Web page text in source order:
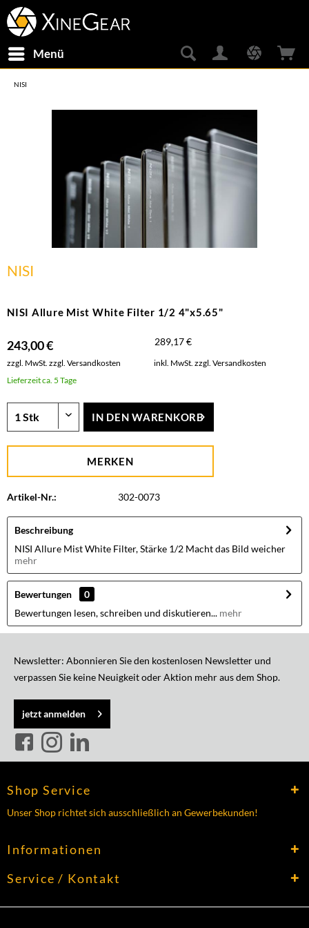
Menü
NISI
NISI
NISI Allure Mist White Filter 1/2 4"x5.65"
243,00 € 289,17 €
zzgl. MwSt. zzgl. Versandkosten inkl. MwSt. zzgl. Versandkosten
Lieferzeit ca. 5 Tage
IN DEN WARENKORB
MERKEN
Artikel-Nr.: 302-0073
Beschreibung
NISI Allure Mist White Filter, Stärke 1/2 Macht das Bild weicher
mehr
Bewertungen
0
Bewertungen lesen, schreiben und diskutieren... mehr
Newsletter: Abonnieren Sie den kostenlosen Newsletter und
verpassen Sie keine Neuigkeit oder Aktion mehr aus dem Shop.
jetzt anmelden
Shop Service
Unser Shop richtet sich ausschließlich an Gewerbekunden!
Informationen
Service / Kontakt